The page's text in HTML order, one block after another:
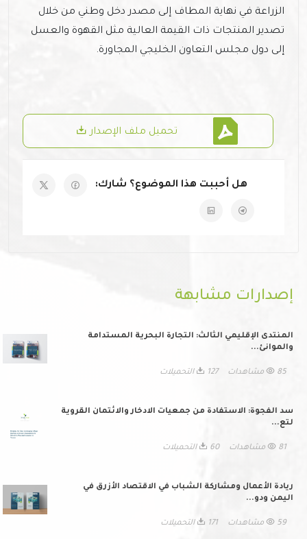
الزراعة في نهاية المطاف إلى مصدر دخل وطني من خلال
تصدير المنتجات ذات القيمة العالية مثل القهوة والعسل
إلى دول مجلس التعاون الخليجي المجاورة.
تحميل ملف الإصدار
هل أحببت هذا الموضوع؟ شارك:
إصدارات مشابهة
المنتدى الإقليمي الثالث: التجارة البحرية المستدامة
والموانئ...
85 مشاهدات 127 التحميلات
سد الفجوة: الاستفادة من جمعيات الادخار والائتمان القروية
لتع...
81 مشاهدات 60 التحميلات
ريادة الأعمال ومشاركة الشباب في الاقتصاد الأزرق في
اليمن ودو...
59 مشاهدات 171 التحميلات